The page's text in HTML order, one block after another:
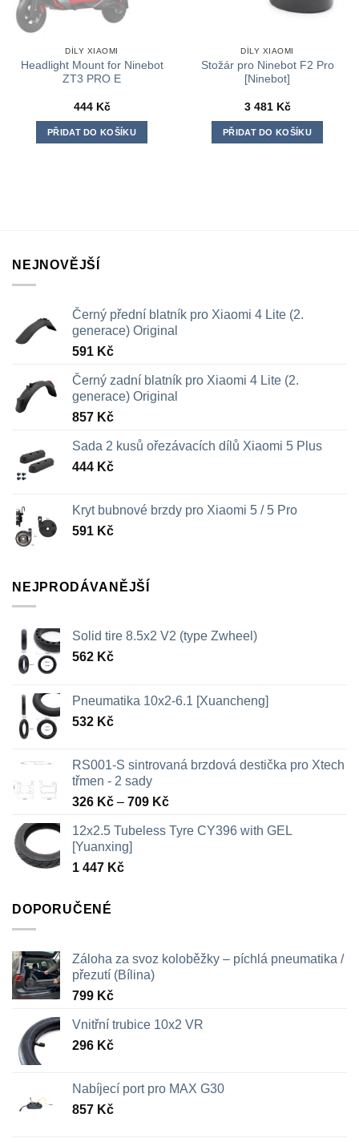
DÍLY XIAOMI
Headlight Mount for Ninebot
ZT3 PRO E
444 Kč
PŘIDAT DO KOŠÍKU
DÍLY XIAOMI
Stožár pro Ninebot F2 Pro
[Ninebot]
3 481 Kč
PŘIDAT DO KOŠÍKU
NEJNOVĚJŠÍ
Černý přední blatník pro Xiaomi 4 Lite (2.
generace) Original
591 Kč
Černý zadní blatník pro Xiaomi 4 Lite (2.
generace) Original
857 Kč
Sada 2 kusů ořezávacích dílů Xiaomi 5 Plus
444 Kč
Kryt bubnové brzdy pro Xiaomi 5 / 5 Pro
591 Kč
NEJPRODÁVANĚJŠÍ
Solid tire 8.5x2 V2 (type Zwheel)
562 Kč
Pneumatika 10x2-6.1 [Xuancheng]
532 Kč
RS001-S sintrovaná brzdová destička pro Xtech
třmen - 2 sady
326 Kč – 709 KčRozpětí
326 Kč
12x2.5 Tubeless Tyre CY396 with GEL
[Yuanxing]
1 447 Kč
DOPORUČENÉ
Záloha za svoz koloběžky – píchlá pneumatika /
přezutí (Bílina)
799 Kč
Vnitřní trubice 10x2 VR
296 Kč
Nabíjecí port pro MAX G30
857 Kč